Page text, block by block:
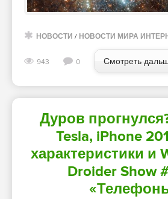
НОВОСТИ / НОВОСТИ МИРА
943 0 Смотреть
Дуров
Tesla, iPhone
характеристики и
Droider Show